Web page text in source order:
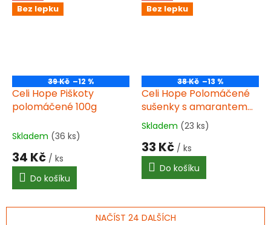
Bez lepku
39 Kč –12 %
Celi Hope Piškoty
polomáčené 100g
Skladem (36 ks)
34 Kč / ks
Do košíku
Bez lepku
38 Kč –13 %
Celi Hope Polomáčené
sušenky s amarantem
90g
Průměrné
hodnocení
produktu
4,5
hvězdiček.
Skladem (23 ks)
33 Kč / ks
Do košíku
NAČÍST 24 DALŠÍCH